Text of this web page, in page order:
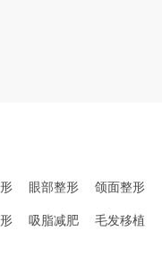
眼部整形 颌面整形
吸脂减肥 毛发移植